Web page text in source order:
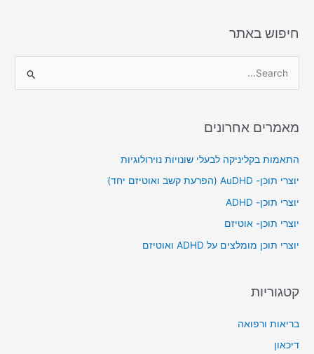
חיפוש באתר
r
o
r
:
מאמרים אחרונים
התאמות בקליניקה לבעלי שונויות נוירולוגיות
יוצרי תוכן- AuDHD (הפרעת קשב ואוטיזם יחד)
יוצרי תוכן- ADHD
יוצרי תוכן- אוטיזם
יוצרי תוכן מומלצים על ADHD ואוטיזם
קטגוריות
בריאות ורפואה
דיכאון